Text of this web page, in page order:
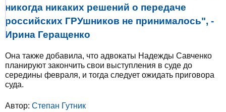
никогда никаких решений о передаче
российских ГРУшников не принималось", -
Ирина Геращенко
Она также добавила, что адвокаты Надежды Савченко
планируют закончить свои выступления в суде до
середины февраля, и тогда следует ожидать приговора
суда.
Автор: Степан Гутник